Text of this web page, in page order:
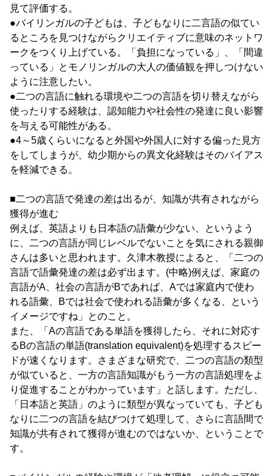
見て評価する。
●バイリンガルの子どもは、子どもなりに二言語の似てい
るところを見つけながらクリエイティブに意味のネットワ
ークをつくり上げている。「負担になっている」、「間違
っている」とモノリンガルの大人の価値観を押しつけない
ように注意したい。
●二つの言語に触れる環境や二つの言語を切り替えながら
使ったりする経験は、認知能力や社会性の発達に良い影響
を与える可能性がある。
●4～5歳くらいになると外国や外国人に対する偏った見方
をしてしまうが、幼少期からの異文化経験はそのバイアス
を軽減できる。
■二つの言語で発達の差は出るが、知識が共有されながら
獲得が進む
例えば、英語よりも日本語の語彙が少ない、というよう
に、二つの言語が同じレベルでないことを気にされる親御
さんは多いと思われます。久津木教授によると、「二つの
言語で語彙発達の差は必ず出ます。(中略)例えば、家庭の
言語がA、社会の言語がBであれば、Aでは家庭内で使わ
れる語彙、Bでは社会で使われる語彙が多くなる、という
イメージですね」とのこと。
また、「Aの言語である単語を獲得したら、それに対応す
るBの言語の単語(translation equivalent)を処理するスピー
ドが速くなります。さまざまな研究で、二つの言語の類型
が似ていると、一方の言語知識がもう一方の言語処理をよ
り促進することがわかっています」と話します。ただし、
「日本語と英語」のように類型が異なっていても、子ども
なりに二つの言語を結びつけて処理して、さらに言語間で
知識が共有されて獲得が進むのではないか、ということで
す。